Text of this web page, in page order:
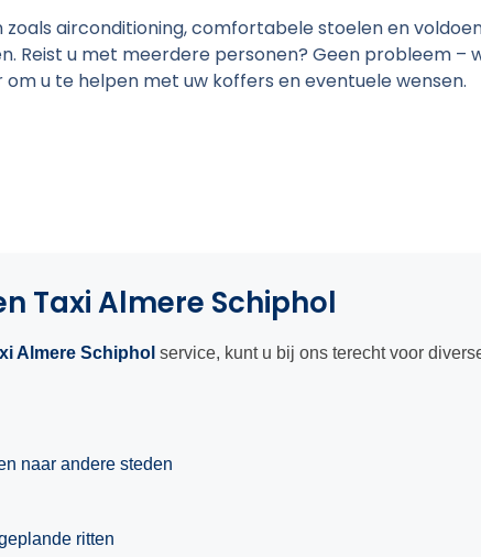
airconditioning, comfortabele stoelen en
Reist u met meerdere personen? Geen probleem –
u te helpen met uw koffers en eventuele wensen.
Taxi Almere Schiphol
Almere Schiphol service, kunt u bij ons terecht voor
naar andere steden
ritten